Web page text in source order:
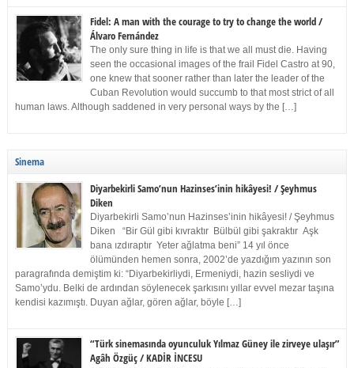
Fidel: A man with the courage to try to change the world /
Álvaro Fernández
The only sure thing in life is that we all must die. Having
seen the occasional images of the frail Fidel Castro at 90,
one knew that sooner rather than later the leader of the
Cuban Revolution would succumb to that most strict of all
human laws. Although saddened in very personal ways by the […]
Sinema
Diyarbekirli Samo’nun Hazinses’inin hikâyesi! / Şeyhmus
Diken
Diyarbekirli Samo’nun Hazinses’inin hikâyesi! / Şeyhmus
Diken “Bir Gül gibi kıvraktır Bülbül gibi şakraktır Aşk
bana ızdıraptır Yeter ağlatma beni” 14 yıl önce
ölümünden hemen sonra, 2002’de yazdığım yazının son
paragrafında demiştim ki: “Diyarbekirliydi, Ermeniydi, hazin sesliydi ve
Samo’ydu. Belki de ardından söylenecek şarkısını yıllar evvel mezar taşına
kendisi kazımıştı. Duyan ağlar, gören ağlar, böyle […]
“Türk sinemasında oyunculuk Yılmaz Güney ile zirveye ulaşır”
Agâh Özgüç / KADİR İNCESU